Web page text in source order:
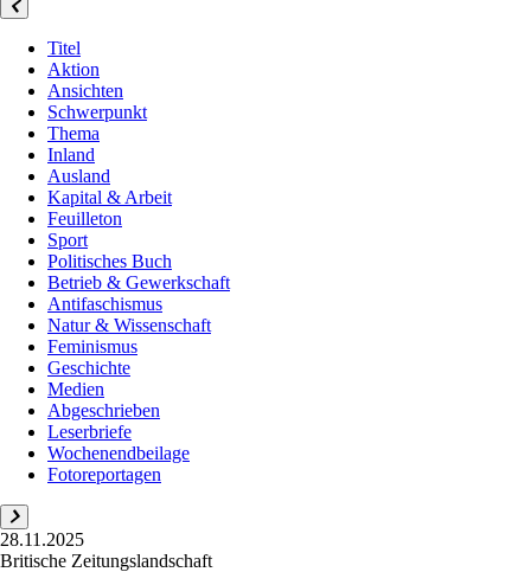
Titel
Aktion
Ansichten
Schwerpunkt
Thema
Inland
Ausland
Kapital & Arbeit
Feuilleton
Sport
Politisches Buch
Betrieb & Gewerkschaft
Antifaschismus
Natur & Wissenschaft
Feminismus
Geschichte
Medien
Abgeschrieben
Leserbriefe
Wochenendbeilage
Fotoreportagen
28.11.2025
Britische Zeitungslandschaft